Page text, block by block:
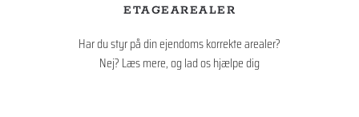
ETAGEAREALER
Har du styr på din ejendoms korrekte arealer?
Nej? Læs mere, og lad os hjælpe dig